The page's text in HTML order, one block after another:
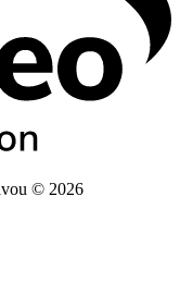
© 2026